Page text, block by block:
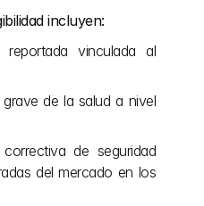
incluyen:
reportada vinculada al
de la salud a nivel
de seguridad
del mercado en los